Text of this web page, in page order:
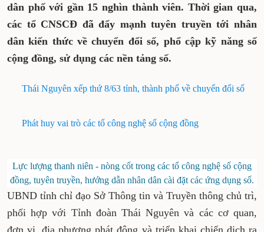
dân phố với gần 15 nghìn thành viên. Thời gian qua,
các tổ CNSCĐ đã đẩy mạnh tuyên truyền tới nhân
dân kiến thức về chuyển đổi số, phổ cập kỹ năng số
cộng đồng, sử dụng các nền tảng số.
Thái Nguyên xếp thứ 8/63 tỉnh, thành phố về chuyển đổi số
Phát huy vai trò các tổ công nghệ số cộng đồng
Lực lượng thanh niên - nòng cốt trong các tổ công nghệ số cộng
đồng, tuyên truyền, hướng dẫn nhân dân cài đặt các ứng dụng số.
UBND tỉnh chỉ đạo Sở Thông tin và Truyền thông chủ trì,
phối hợp với Tỉnh đoàn Thái Nguyên và các cơ quan,
đơn vị, địa phương phát động và triển khai chiến dịch ra